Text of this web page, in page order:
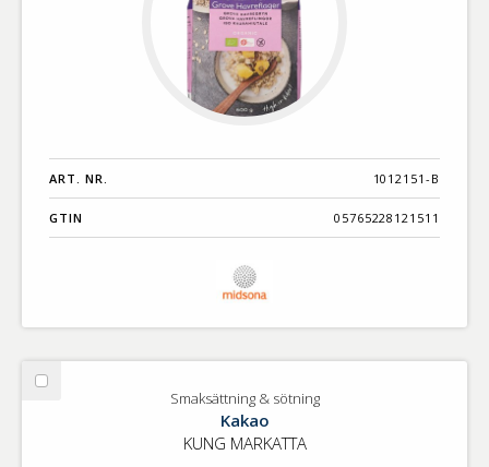
ART. NR. 1012151-B
GTIN 05765228121511
Välj
Smaksättning & sötning
Kakao
KUNG MARKATTA